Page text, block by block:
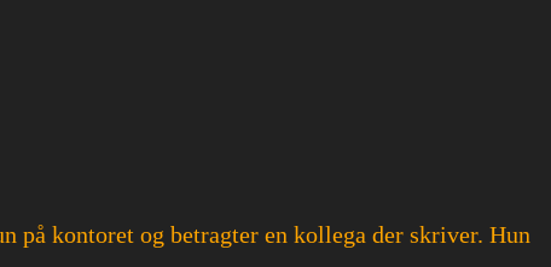
på kontoret og betragter en kollega der skriver. Hun